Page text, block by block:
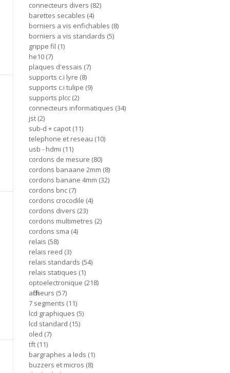
connecteurs divers 82
barettes secables 4
borniers a vis enfichables 8
borniers a vis standards 5
grippe fil 1
he10 7
plaques d'essais 7
supports c.i lyre 8
supports c.i tulipe 9
supports plcc 2
connecteurs informatiques 34
jst 2
sub-d + capot 11
telephone et reseau 10
usb - hdmi 11
cordons de mesure 80
cordons banaane 2mm 8
cordons banane 4mm 32
cordons bnc 7
cordons crocodile 4
cordons divers 23
cordons multimetres 2
cordons sma 4
relais 58
relais reed 3
relais standards 54
relais statiques 1
optoelectronique 218
afficheurs 57
7 segments 11
lcd graphiques 5
lcd standard 15
oled 7
tft 11
bargraphes a leds 1
buzzers et micros 8